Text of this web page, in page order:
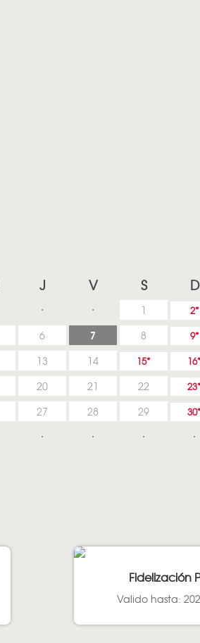
J V S D
1 2
6 7 8 9
13 14 15 16
20 21 22 23
27 28 29 30
Fidelización
Valido hasta: